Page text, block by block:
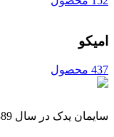
امیکو
437 محصول
سایمان یدک در سال 1389 با واردات قطعات یدکی خودروهای سنگین از چین آغاز به کار کرد. فروشگاه اینترنتی سایمان یدک لوازم یدکی برندهای معتبر مانند آمیکو و شاکمان را به صورت آنلاین عرضه می‌کند.